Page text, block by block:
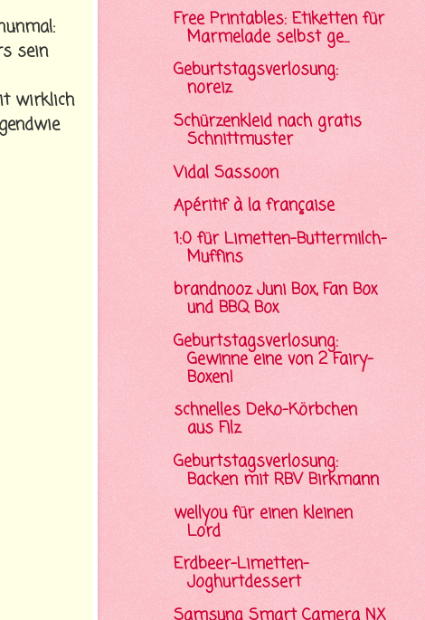
sein
wirklich
Free Printables: Etiketten für
Marmelade selbst ge...
Geburtstagsverlosung:
noreiz
Schürzenkleid nach gratis
Schnittmuster
Vidal Sassoon
Apéritif à la française
1:0 für Limetten-Buttermilch-
Muffins
brandnooz Juni Box, Fan Box
und BBQ Box
Geburtstagsverlosung:
Gewinne eine von 2 Fairy-
Boxen!
schnelles Deko-Körbchen
aus Filz
Geburtstagsverlosung:
Backen mit RBV Birkmann
wellyou für einen kleinen
Lord
Erdbeer-Limetten-
Joghurtdessert